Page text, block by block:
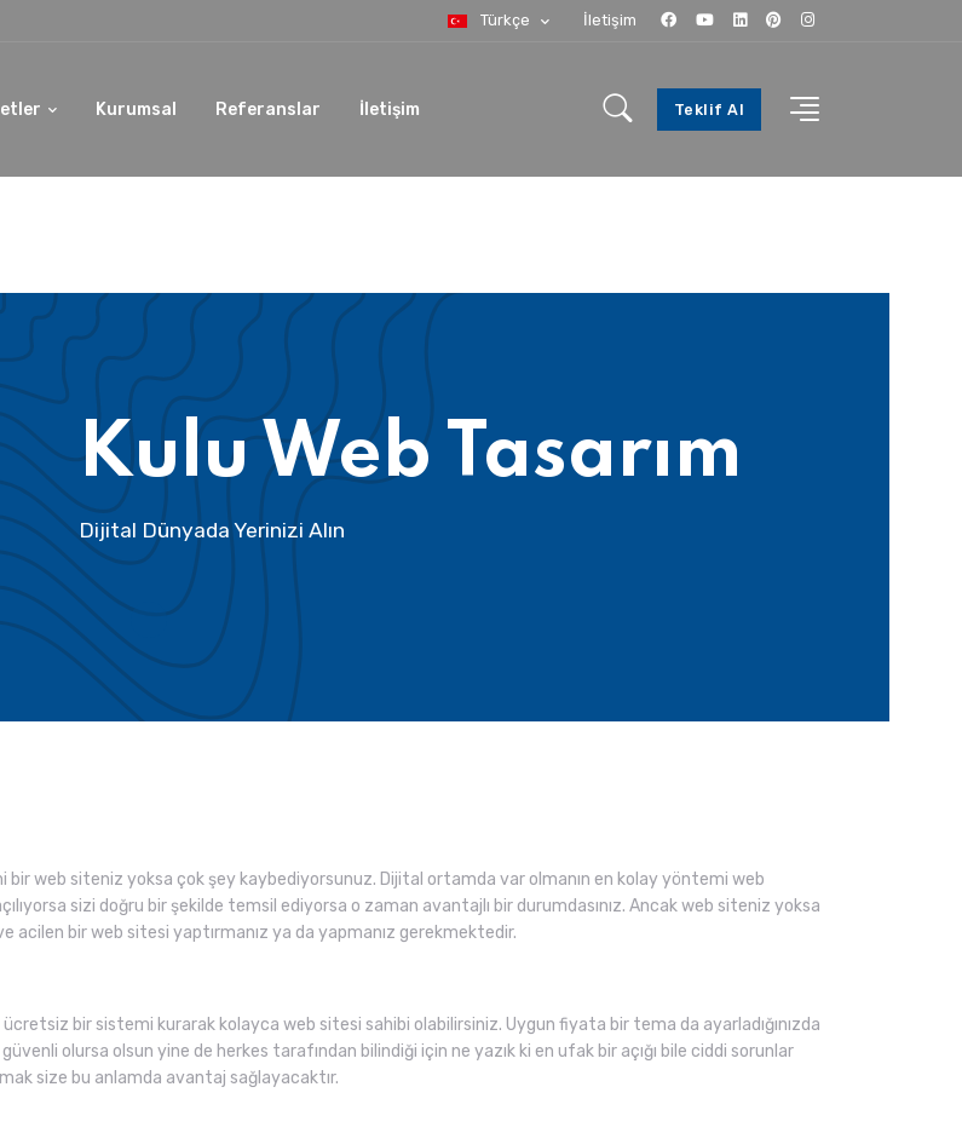
Türkçe İletişim
Kurumsal Referanslar İletişim Teklif Al
Kulu Web Tasarım
Dijital Dünyada Yerinizi Alın
web siteniz yoksa çok şey kaybediyorsunuz. Dijital ortamda var olmanın en kolay yöntemi web
sizi doğru bir şekilde temsil ediyorsa o zaman avantajlı bir durumdasınız. Ancak web siteniz yoksa
acilen bir web sitesi yaptırmanız ya da yapmanız gerekmektedir.
bir sistemi kurarak kolayca web sitesi sahibi olabilirsiniz. Uygun fiyata bir tema da ayarladığınızda
olursa olsun yine de herkes tarafından bilindiği için ne yazık ki en ufak bir açığı bile ciddi sorunlar
size bu anlamda avantaj sağlayacaktır.